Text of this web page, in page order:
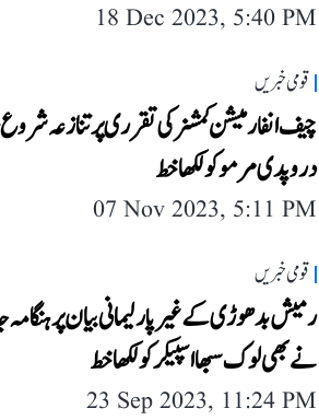
18 Dec 2023, 5:40 PM
قومی خبریں
چیف انفارمیشن کمشنر کی تقرری پر تنازعہ
دروپدی مرمو کو لکھا خط
07 Nov 2023, 5:11 PM
قومی خبریں
رمیش بدھوڑی کے غیر پارلیمانی بیان پر
نے بھی لوک سبھا اسپیکر کو لکھا خط
23 Sep 2023, 11:24 PM